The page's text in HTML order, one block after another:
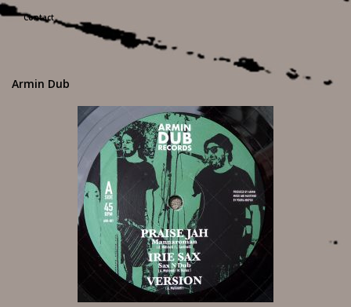
Contact
Armin Dub
15,00 €